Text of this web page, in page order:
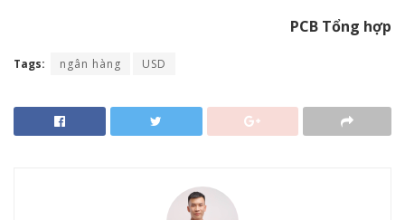
PCB Tổng hợp
Tags: ngân hàng USD